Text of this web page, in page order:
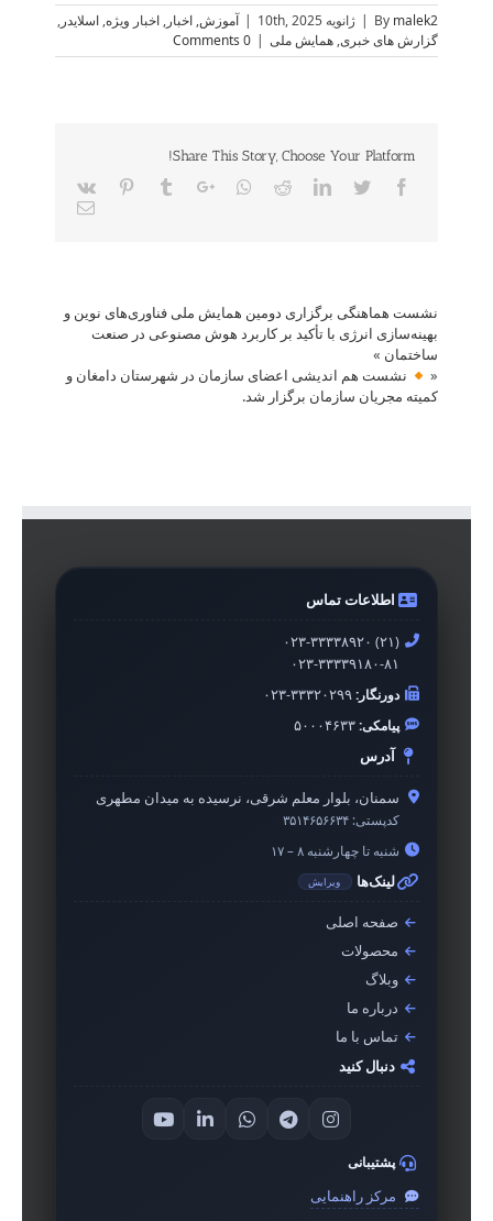
By malek2
| ژانویه 10th, 2025 | آموزش, اخبار, اخبار ویژه, اسلایدر,
گزارش های خبری, همایش ملی |
0 Comments
Share This Story, Choose Your Platform!
Facebook
Twitter
LinkedIn
Reddit
Whatsapp
Google+
Tumblr
Pinterest
Vk
Email
نشست هماهنگی برگزاری دومین همایش ملی فناوری‌های نوین و
بهینه‌سازی انرژی با تأکید بر کاربرد هوش مصنوعی در صنعت
ساختمان »
«
نشست هم اندیشی اعضای سازمان در شهرستان دامغان و
کمیته مجریان سازمان برگزار شد.
اطلاعات تماس
۰۲۳-۳۳۳۳۸۹۲۰ (۲۱)
۰۲۳-۳۳۳۳۹۱۸۰-۸۱
دورنگار:۰۲۳-۳۳۳۲۰۲۹۹
پیامکی:۵۰۰۰۴۶۳۳
آدرس
سمنان، بلوار معلم شرقی، نرسیده به میدان مطهری
کدپستی: ۳۵۱۴۶۵۶۶۳۴
شنبه تا چهارشنبه ۸ – ۱۷
لینک‌ها ویرایش
صفحه اصلی
محصولات
وبلاگ
درباره ما
تماس با ما
دنبال کنید
پشتیبانی
مرکز راهنمایی